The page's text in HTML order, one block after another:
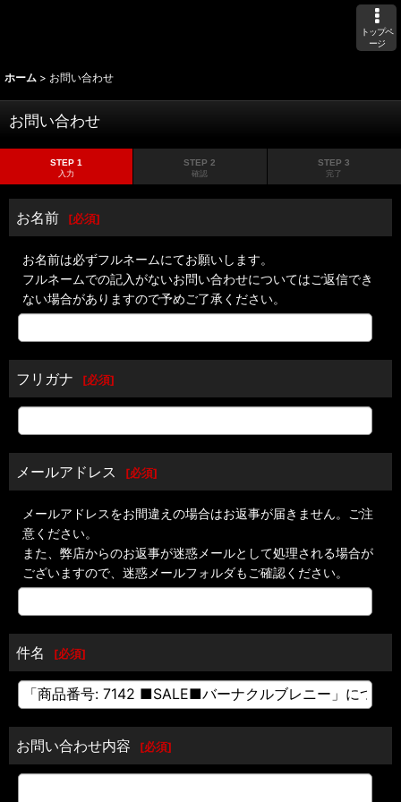
トップペ
ージ
ホーム > お問い合わせ
お問い合わせ
STEP 1
入力
STEP 2
確認
STEP 3
完了
お名前 [必須]
お名前は必ずフルネームにてお願いします。
フルネームでの記入がないお問い合わせについてはご返信でき
ない場合がありますので予めご了承ください。
フリガナ [必須]
メールアドレス [必須]
メールアドレスをお間違えの場合はお返事が届きません。ご注
意ください。
また、弊店からのお返事が迷惑メールとして処理される場合が
ございますので、迷惑メールフォルダもご確認ください。
件名 [必須]
お問い合わせ内容 [必須]